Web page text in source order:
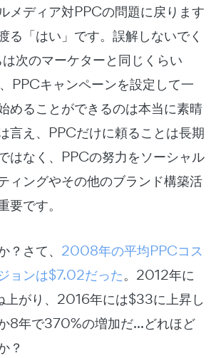
メディア対PPCの問題に戻ります
る「はい」です。誤解しないでく
次のマーケターと同じくらい
PPCキャンペーンを設定して一
めることができるのは本当に素晴
言え、PPCだけに頼ることは長期
はなく、PPCの努力をソーシャル
ィングやその他のブランド構築活
要です。
さて、 2008年の平均PPCコス
ョンは$7.02だった。2012年に
がり、2016年には$33に上昇し
8年で370%の増加だ...どれほど
？